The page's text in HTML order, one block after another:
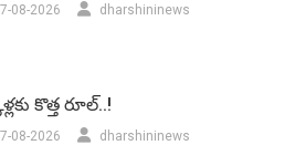
08-2026 dharshininews
కొత్త రూల్..!
08-2026 dharshininews